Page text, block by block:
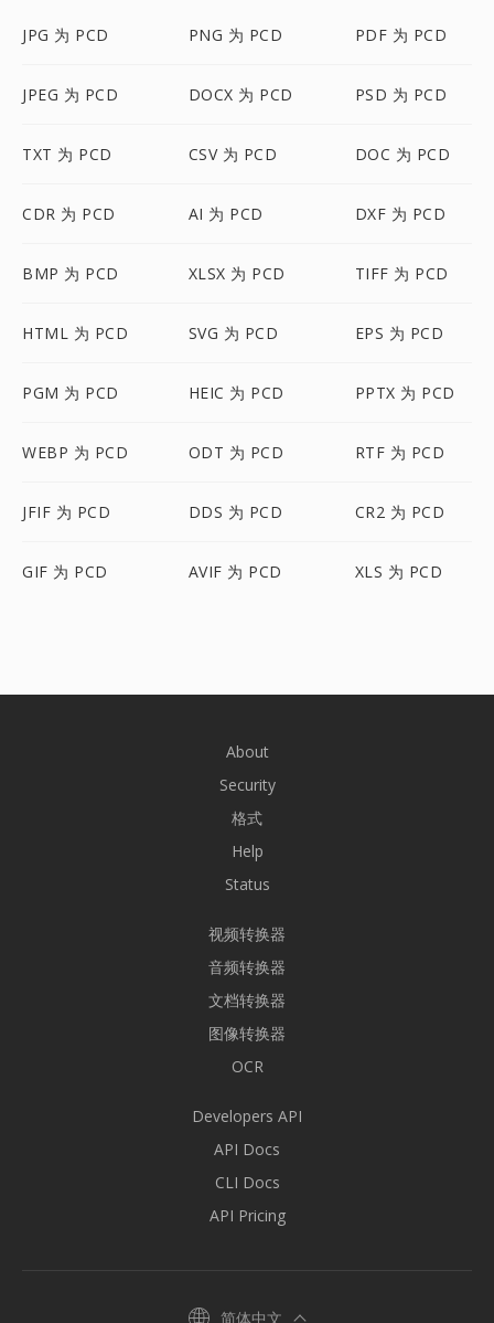
JPG 为 PCD PNG 为 PCD PDF 为 PCD
JPEG 为 PCD DOCX 为 PCD PSD 为 PCD
TXT 为 PCD CSV 为 PCD DOC 为 PCD
CDR 为 PCD AI 为 PCD DXF 为 PCD
BMP 为 PCD XLSX 为 PCD TIFF 为 PCD
HTML 为 PCD SVG 为 PCD EPS 为 PCD
PGM 为 PCD HEIC 为 PCD PPTX 为 PCD
WEBP 为 PCD ODT 为 PCD RTF 为 PCD
JFIF 为 PCD DDS 为 PCD CR2 为 PCD
GIF 为 PCD AVIF 为 PCD XLS 为 PCD
About
Security
格式
Help
Status
视频转换器
音频转换器
文档转换器
图像转换器
OCR
Developers API
API Docs
CLI Docs
API Pricing
简体中文